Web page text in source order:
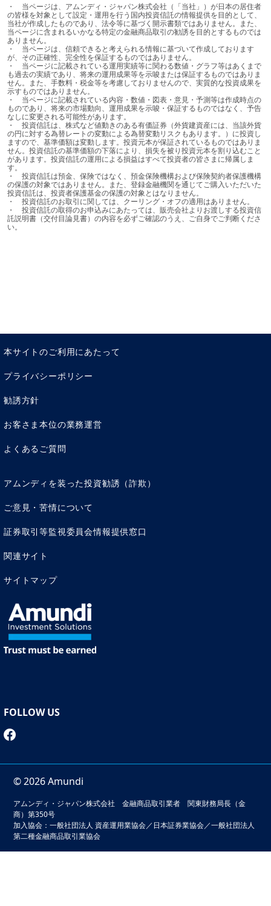
アムンディ・インベストメント・インスティテュート・ヘッド
・	当ページは、アムンディ・ジャパン株式会社（「当社」）が日本の居住者
の皆様を対象として設定・運用を行う国内投資信託の情報提供を目的として、
当社が作成したものであり、法令等に基づく開示書類ではありません。また、
当ページに含まれるいかなる特定の金融商品取引の勧誘を目的とするものでは
ありません。
・	当ページは、信頼できると考えられる情報に基づいて作成しております
が、その正確性、完全性を保証するものではありません。
・	当ページに記載されている運用実績等に関わる数値・グラフ等はあくまで
も過去の実績であり、将来の運用成果等を示唆または保証するものではありま
せん。また、手数料・税金等を考慮しておりませんので、実質的な投資成果を
示すものではありません。
・	当ページに記載されている内容・数値・図表・意見・予測等は作成時点の
ものであり、将来の市場動向、運用成果を示唆・保証するものではなく、予告
なしに変更される可能性があります。
・	投資信託は、株式など値動きのある有価証券（外貨建資産には、当該外貨
の円に対する為替レートの変動による為替変動リスクもあります。）に投資し
ますので、基準価額は変動します。投資元本が保証されているものではありま
せん。投資信託の基準価額の下落により、損失を被り投資元本を割り込むこと
があります。投資信託の運用による損益はすべて投資者の皆さまに帰属しま
す。
・	投資信託は預金、保険ではなく、預金保険機構および保険契約者保護機構
の保護の対象ではありません。また、登録金融機関を通じてご購入いただいた
投資信託は、投資者保護基金の保護の対象とはなりません。
・	投資信託のお取引に関しては、クーリング・オフの適用はありません。
・	投資信託の取得のお申込みにあたっては、販売会社よりお渡しする投資信
託説明書（交付目論見書）の内容を必ずご確認のうえ、ご自身でご判断くださ
い。
本サイトのご利用にあたって
プライバシーポリシー
勧誘方針
お客さま本位の業務運営
よくあるご質問
アムンディを装った投資勧誘（詐欺）
ご意見・苦情について
証券取引等監視委員会情報提供窓口
関連サイト
サイトマップ
FOLLOW US
© 2026 Amundi
アムンディ・ジャパン株式会社 金融商品取引業者 関東財務局長（金
商）第350号
加入協会：一般社団法人 資産運用業協会／日本証券業協会／一般社団法人
第二種金融商品取引業協会